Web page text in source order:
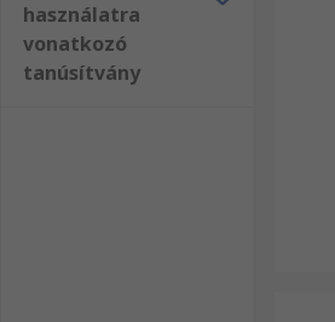
használatra
vonatkozó
tanúsítvány